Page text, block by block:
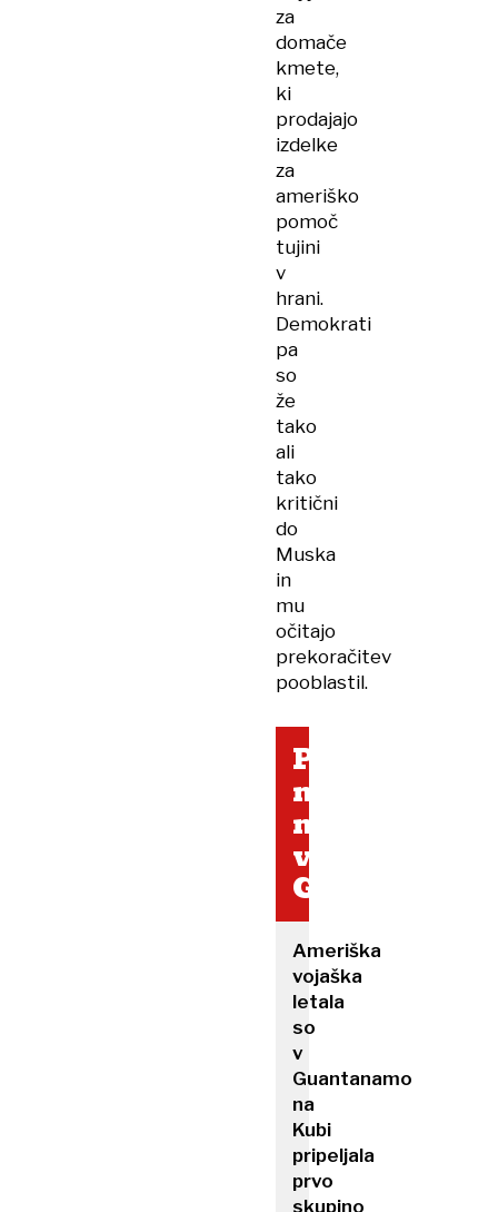
za
domače
kmete,
ki
prodajajo
izdelke
za
ameriško
pomoč
tujini
v
hrani.
Demokrati
pa
so
že
tako
ali
tako
kritični
do
Muska
in
mu
očitajo
prekoračitev
pooblastil.
Prvi
novi
migranti
v
Guantanamu
Ameriška
vojaška
letala
so
v
Guantanamo
na
Kubi
pripeljala
prvo
skupino